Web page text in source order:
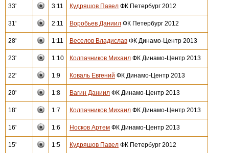
33' 3:11 Кудряшов Павел ФК Петербург 2012
31' 2:11 Воробьев Даниил ФК Петербург 2012
28' 1:11 Веселов Владислав ФК Динамо-Центр 2013
23' 1:10 Колпачников Михаил ФК Динамо-Центр 2013
22' 1:9 Коваль Евгений ФК Динамо-Центр 2013
20' 1:8 Вагин Даниил ФК Динамо-Центр 2013
18' 1:7 Колпачников Михаил ФК Динамо-Центр 2013
16' 1:6 Носков Артем ФК Динамо-Центр 2013
15' 1:5 Кудряшов Павел ФК Петербург 2012